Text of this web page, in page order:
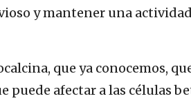
y mantener una
que ya conocemos,
puede afectar a las células